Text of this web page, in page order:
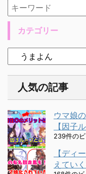
カテゴリー
人気の記事
ウマ娘
【因子
239件の
【ディ
えてい